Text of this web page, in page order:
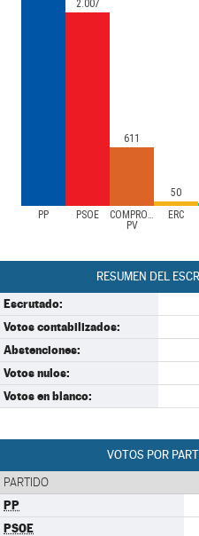
PP PSOE
COMPROMIS
PV
ERC
2.007
611
50
RESUMEN DEL
Escrutado:
Votos contabilizados:
Abstenciones:
Votos nulos:
Votos en blanco:
VOTOS POR
PARTIDO
PP
PSOE